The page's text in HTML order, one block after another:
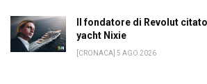
Il fondatore di Revolut
yacht Nixie
[CRONACA] 5 AGO 2026